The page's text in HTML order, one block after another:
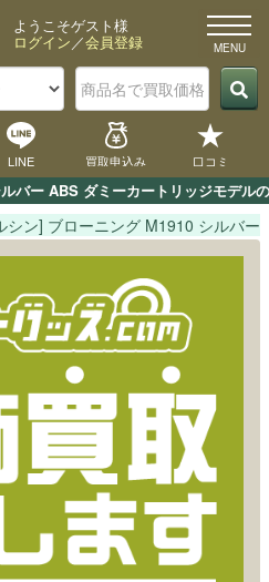
バー ABS ダミーカートリッジモデ
ようこそゲスト様
ログイン／会員登録
LINE 買取申込み 口コミ
シン] ブローニング M1910 シルバー